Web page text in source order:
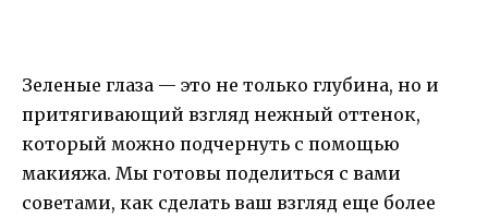
Зеленые глаза — это не только глубина, но и
притягивающий взгляд нежный оттенок,
который можно подчернуть с помощью
макияжа. Мы готовы поделиться с вами
советами, как сделать ваш взгляд еще более